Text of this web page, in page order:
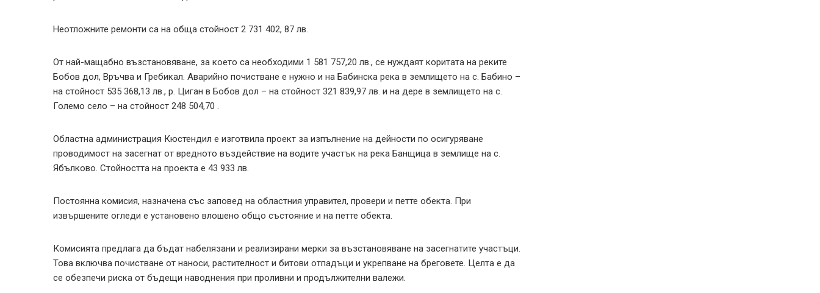
Неотложните ремонти са на обща стойност 2 731 402, 87 лв.
От най-мащабно възстановяване, за което са необходими 1 581 757,20 лв., се нуждаят коритата на реките
Бобов дол, Връчва и Гребикал. Аварийно почистване е нужно и на Бабинска река в землището на с. Бабино –
на стойност 535 368,13 лв., р. Циган в Бобов дол – на стойност 321 839,97 лв. и на дере в землището на с.
Големо село – на стойност 248 504,70 .
Областна администрация Кюстендил е изготвила проект за изпълнение на дейности по осигуряване
проводимост на засегнат от вредното въздействие на водите участък на река Банщица в землище на с.
Ябълково. Стойността на проекта е 43 933 лв.
Постоянна комисия, назначена със заповед на областния управител, провери и петте обекта. При
извършените огледи е установено влошено общо състояние и на петте обекта.
Комисията предлага да бъдат набелязани и реализирани мерки за възстановяване на засегнатите участъци.
Това включва почистване от наноси, растителност и битови отпадъци и укрепване на бреговете. Целта е да
се обезпечи риска от бъдещи наводнения при проливни и продължителни валежи.